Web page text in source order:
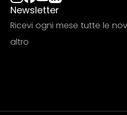
Newsletter
Ricevi ogni mese tutte le
altro